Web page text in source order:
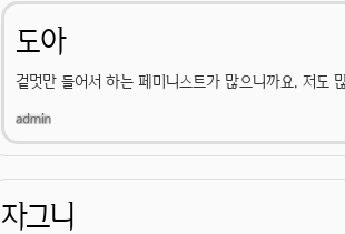
도아
겉멋만 들어서 하는 페미니스트가 많으니까요. 저도
자그니